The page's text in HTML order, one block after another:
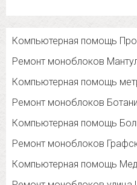
Компьютерная помощь
Ремонт моноблоков
Компьютерная помощь
Ремонт моноблоков
Компьютерная помощь
Ремонт моноблоков
Компьютерная помощь